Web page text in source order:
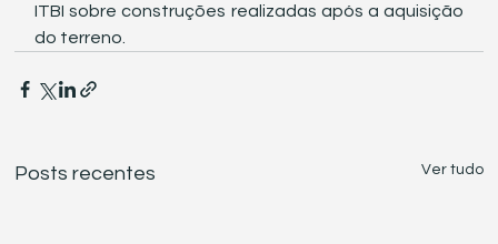
ITBI sobre construções realizadas após a aquisição
do terreno.
Posts recentes Ver tudo